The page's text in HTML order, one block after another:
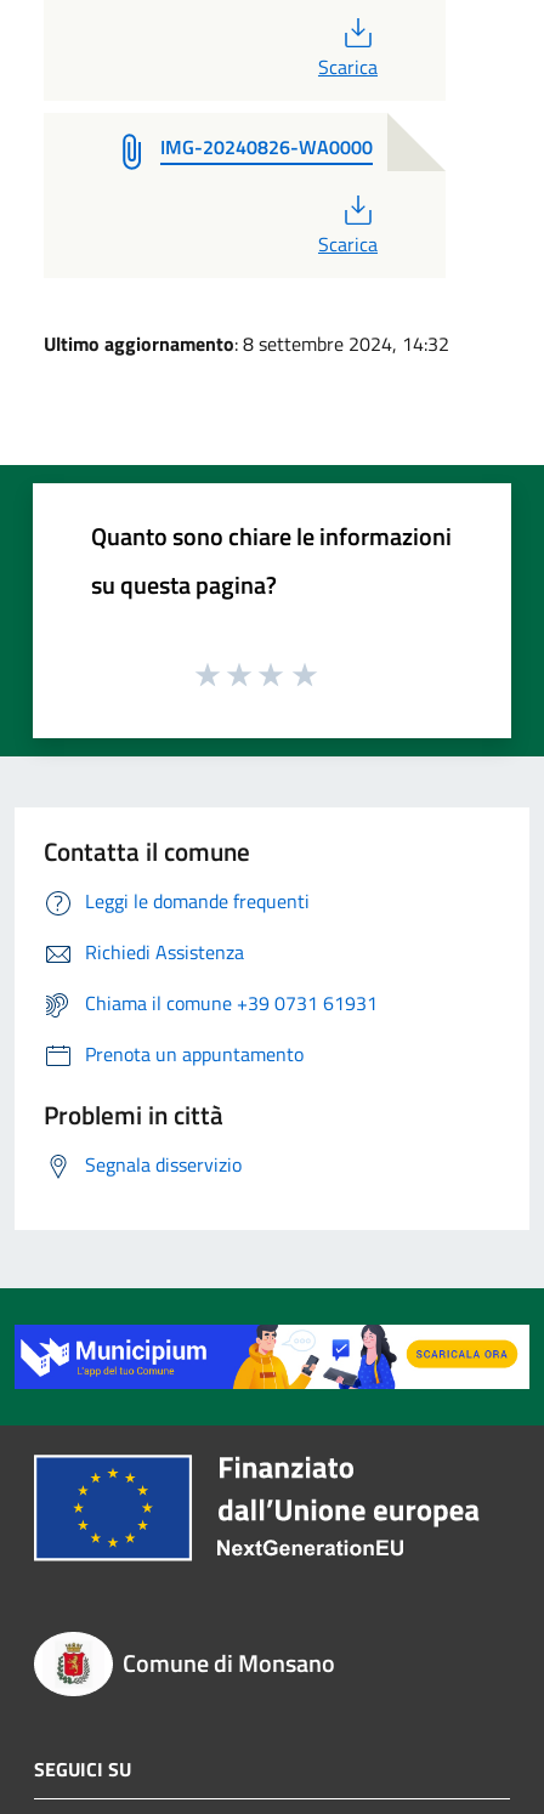
Scarica
IMG-20240826-WA0000
Scarica
Ultimo aggiornamento: 8 settembre 2024, 14:32
Quanto sono chiare le informazioni
su questa pagina?
Contatta il comune
Leggi le domande frequenti
Richiedi Assistenza
Chiama il comune +39 0731 61931
Prenota un appuntamento
Problemi in città
Segnala disservizio
Comune di Monsano
SEGUICI SU